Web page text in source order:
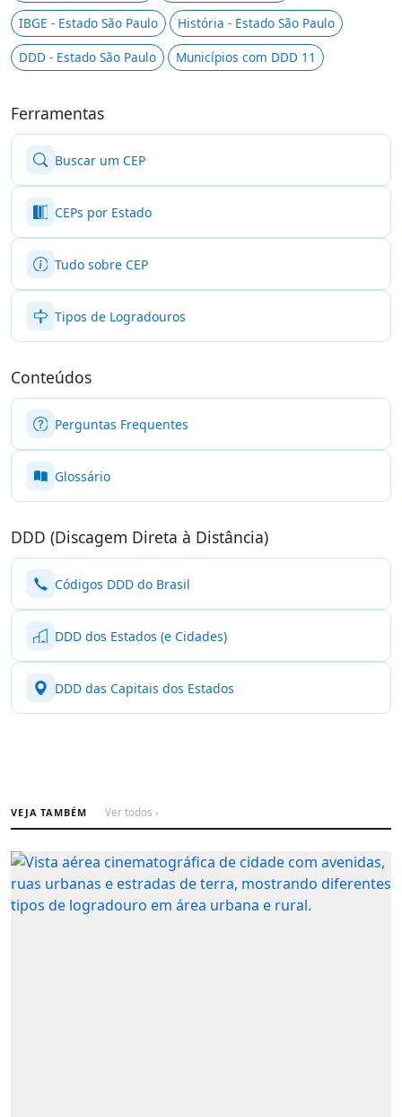
IBGE - Estado São Paulo
História - Estado São Paulo
DDD - Estado São Paulo
Municípios com DDD 11
Ferramentas
Buscar um CEP
CEPs por Estado
Tudo sobre CEP
Tipos de Logradouros
Conteúdos
Perguntas Frequentes
Glossário
DDD (Discagem Direta à Distância)
Códigos DDD do Brasil
DDD dos Estados (e Cidades)
DDD das Capitais dos Estados
VEJA TAMBÉM Ver todos ›